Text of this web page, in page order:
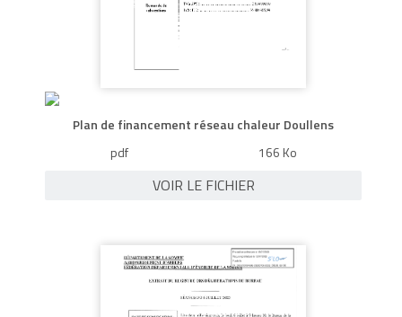
Plan de financement réseau chaleur Doullens
pdf
166 Ko
VOIR LE FICHIER